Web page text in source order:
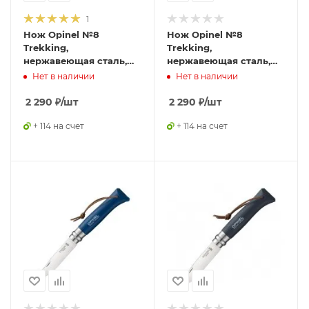
1
Нож Opinel №8
Trekking,
нержавеющая сталь,
красный, с чехлом,
Нет в наличии
2 290 ₽/шт
+ 114 на счет
Нож Opinel №8
Trekking,
нержавеющая сталь,
красный, блистер,
Нет в наличии
2 290 ₽/шт
+ 114 на счет